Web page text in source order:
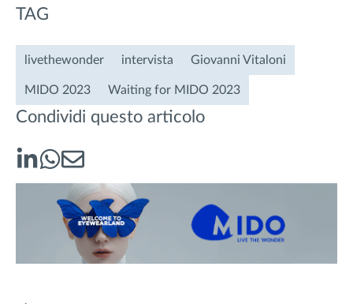
TAG
livethewonder intervista Giovanni Vitaloni
MIDO 2023 Waiting for MIDO 2023
Condividi questo articolo